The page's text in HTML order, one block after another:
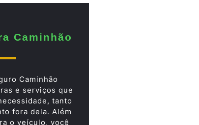
Caminhão
Caminhão
e serviços que
tanto
fora dela. Além
o veículo, você